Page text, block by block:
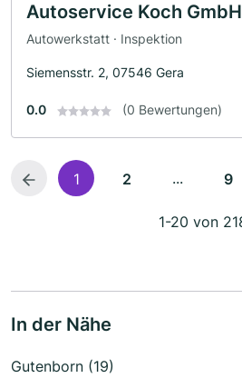
Autoservice Koch GmbH
Autowerkstatt · Inspektion
Siemensstr. 2, 07546 Gera
0.0 (0 Bewertungen)
1 2 ... 9
1-20 von
In der Nähe
Gutenborn (19)